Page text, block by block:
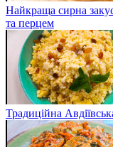
Найкраща сирна
та перцем
Традиційна